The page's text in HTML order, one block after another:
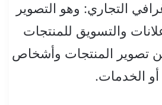
التجاري: وهو التصوير
والتسويق للمنتجات
تصوير المنتجات وأشخاص
الخدمات.